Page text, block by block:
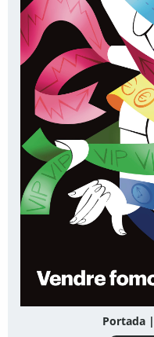
Portada